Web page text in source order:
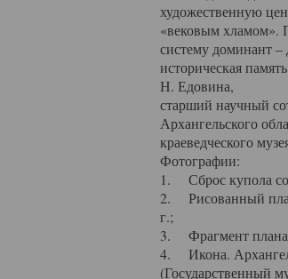
художественную
«вековым хламом».
систему доминант –
историческая
Н. Едовина,
старший научный
Архангельского
краеведческого
Фотографии:
1. Сброс купола со
2. Рисованный план
г.;
3. Фрагмент плана
4. Икона. Архангел
(Государственный